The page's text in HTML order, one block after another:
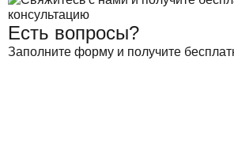
Есть вопросы?
Заполните форму и получите